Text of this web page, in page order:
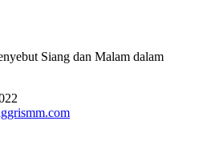
Siang dan Malam dalam